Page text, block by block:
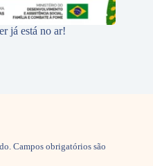
já está no ar!
Campos obrigatórios são